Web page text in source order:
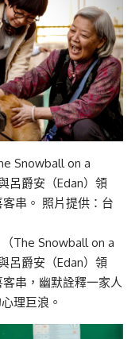
Snowball on a
呂爵安（Edan）領
串。 照片提供：台
The Snowball on a
呂爵安（Edan）領
串，幽默詮釋一家人
理巨浪。